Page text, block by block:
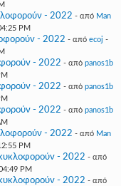
- 2022 - από Man
PM
- 2022 - από ecoj -
- 2022 - από panos1b
- 2022 - από panos1b
- 2022 - από panos1b
- 2022 - από Man
PM
κυκλοφορούν - 2022 - από
PM
κυκλοφορούν - 2022 - από